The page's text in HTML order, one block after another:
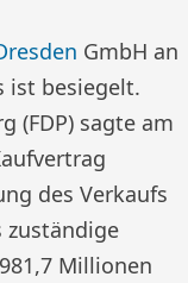
GmbH an
ist besiegelt.
(FDP) sagte am
des Verkaufs
zuständige
Millionen